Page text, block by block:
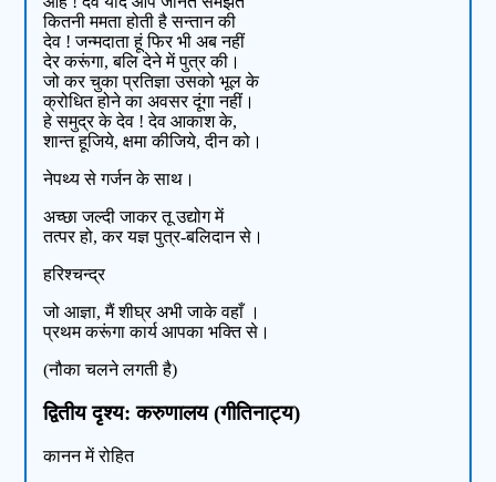
कितनी ममता होती है सन्तान की
देव ! जन्मदाता हूं फिर भी अब नहीं
देर करूंगा, बलि देने में पुत्र की।
जो कर चुका प्रतिज्ञा उसको भूल के
क्रोधित होने का अवसर दूंगा नहीं।
हे समुद्र के देव ! देव आकाश के,
शान्त हूजिये, क्षमा कीजिये, दीन को।
नेपथ्य से गर्जन के साथ।
अच्छा जल्दी जाकर तू उद्योग में
तत्पर हो, कर यज्ञ पुत्र-बलिदान से।
हरिश्चन्द्र
जो आज्ञा, मैं शीघ्र अभी जाके वहाँ ।
प्रथम करूंगा कार्य आपका भक्ति से।
(नौका चलने लगती है)
द्वितीय दृश्य: करुणालय (गीतिनाट्य)
कानन में रोहित